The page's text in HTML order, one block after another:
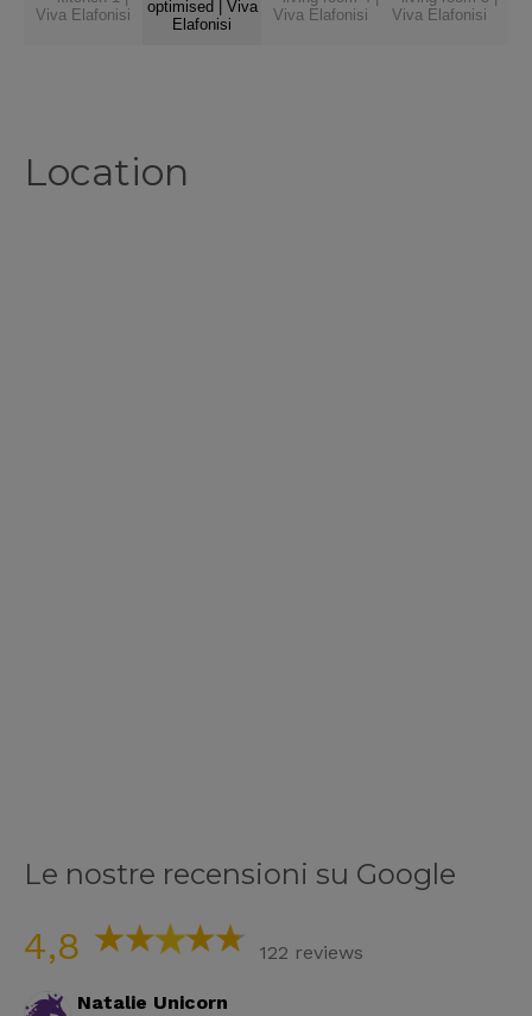
Location
Le nostre recensioni su Google
4,8 122 reviews
Natalie Unicorn